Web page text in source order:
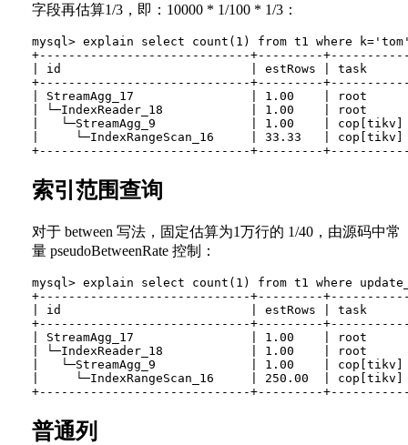
字段再估算1/3，即：10000 * 1/100 * 1/3：
mysql> explain select count(1) from t1 where
+-----------------------------+---------
| id                          | estRows | task
+-----------------------------+---------
| StreamAgg_17                | 1.00    |
| └─IndexReader_18            | 1.00    |
|   └─StreamAgg_9             | 1.00    |
|     └─IndexRangeScan_16     | 33.33   |
索引范围查询
对于 between 写法，固定估算为1万行的 1/40，由源码中常
量 pseudoBetweenRate 控制：
mysql> explain select count(1) from t1 where
+-----------------------------+---------
| id                          | estRows | task
+-----------------------------+---------
| StreamAgg_17                | 1.00    |
| └─IndexReader_18            | 1.00    |
|   └─StreamAgg_9             | 1.00    |
|     └─IndexRangeScan_16     | 250.00  |
普通列